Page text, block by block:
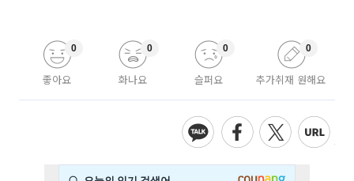
좋아요
0
화나요
0
슬퍼요
0
추가취재 원해요
0